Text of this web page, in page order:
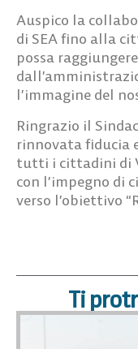
Auspico la
di SEA fino alla
possa
l’immagine del
Ringrazio il
rinnovata fiducia
tutti i cittadini di
con l’impegno di
verso l’obiettivo
Ti